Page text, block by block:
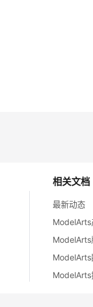
相关文档
最新动态
ModelArts
ModelArts
ModelArts
ModelArts